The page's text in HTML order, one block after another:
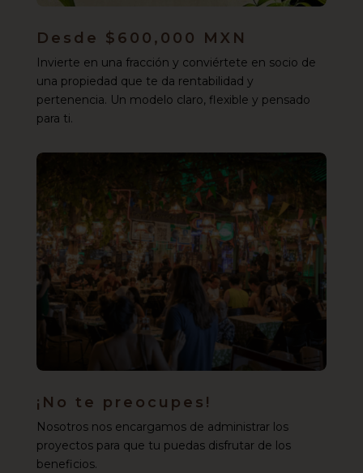
Desde $600,000 MXN
Invierte en una fracción y conviértete en socio de
una propiedad que te da rentabilidad y
pertenencia. Un modelo claro, flexible y pensado
para ti.
¡No te preocupes!
Nosotros nos encargamos de administrar los
proyectos para que tu puedas disfrutar de los
beneficios.